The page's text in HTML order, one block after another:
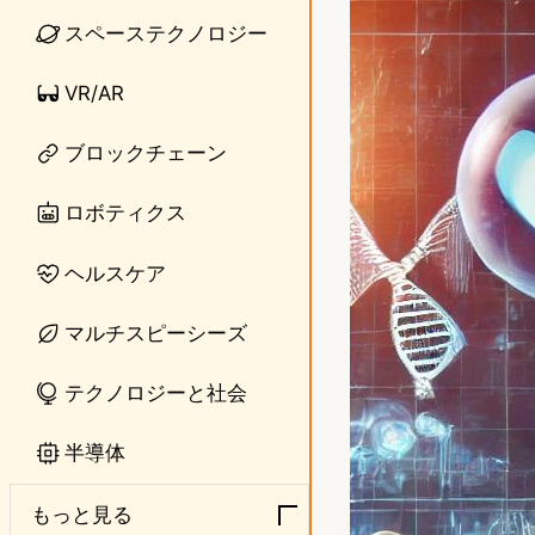
スペーステクノロジー
VR/AR
ブロックチェーン
ロボティクス
ヘルスケア
マルチスピーシーズ
テクノロジーと社会
半導体
もっと見る
o
d
n